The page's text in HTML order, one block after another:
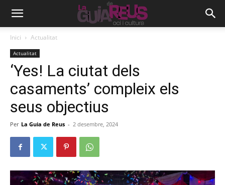
Inici Actualitat
Actualitat
‘Yes! La ciutat dels
casaments’ compleix els
seus objectius
Per La Guia de Reus - 2 desembre, 2024